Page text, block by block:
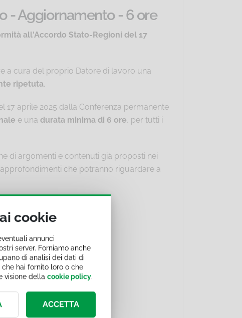
- Aggiornamento - 6 ore
all'Accordo Stato-Regioni del 17
a cura del proprio Datore di lavoro una
ripetuta.
aprile 2025 dalla Conferenza permanente
e una durata minima di 6 ore, per tutti i
di argomenti e contenuti già proposti nei
che potranno riguardare a
del 17 aprile 2025.
cookie
annunci
server. Forniamo anche
di analisi dei dati di
hai fornito loro o che
visione della cookie policy.
ACCETTA